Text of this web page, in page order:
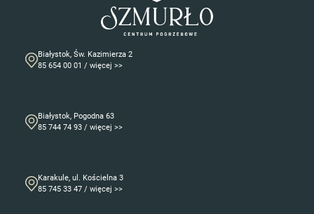
Białystok, Św. Kazimierza 2
85 654 00 01 / więcej >>
Białystok, Pogodna 63
85 744 74 93 / więcej >>
Karakule, ul. Kościelna 3
85 745 33 47 / więcej >>